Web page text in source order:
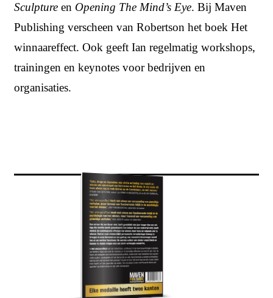
Sculpture en Opening The Mind’s Eye. Bij Maven
Publishing verscheen van Robertson het boek Het
winnaareffect. Ook geeft Ian regelmatig workshops,
trainingen en keynotes voor bedrijven en
organisaties.